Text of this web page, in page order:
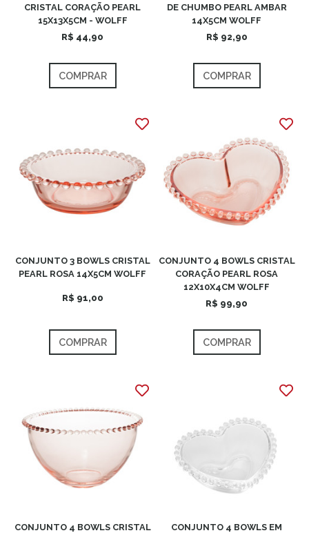
CRISTAL CORAÇÃO PEARL
15X13X5CM - WOLFF
R$ 44,90
COMPRAR
DE CHUMBO PEARL AMBAR
14X5CM WOLFF
R$ 92,90
COMPRAR
CONJUNTO 3 BOWLS CRISTAL
PEARL ROSA 14X5CM WOLFF
R$ 91,00
COMPRAR
CONJUNTO 4 BOWLS CRISTAL
CORAÇÃO PEARL ROSA
12X10X4CM WOLFF
R$ 99,90
COMPRAR
CONJUNTO 4 BOWLS CRISTAL
CONJUNTO 4 BOWLS EM